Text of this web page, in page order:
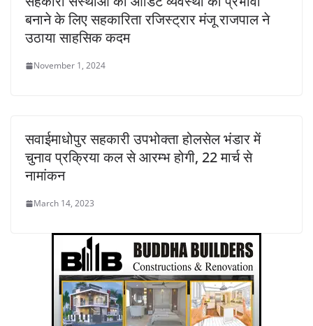
बनाने के लिए सहकारिता रजिस्ट्रार मंजू राजपाल ने
उठाया साहसिक कदम
November 1, 2024
सवाईमाधोपुर सहकारी उपभोक्ता होलसेल भंडार में
चुनाव प्रक्रिया कल से आरम्भ होगी, 22 मार्च से
नामांकन
March 14, 2023